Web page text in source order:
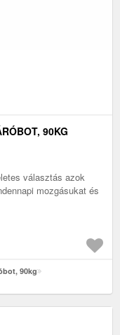
90KG
választás azok
mozgásukat és
90kg